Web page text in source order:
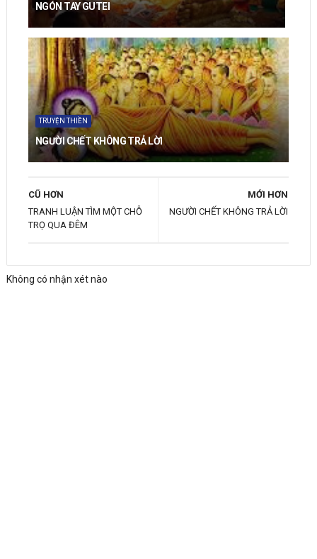
NGÓN TAY GUTEI
TRUYỆN THIỀN
NGƯỜI CHẾT KHÔNG TRẢ LỜI
MỚI HƠN
NGƯỜI CHẾT KHÔNG TRẢ LỜI
CŨ HƠN
TRANH LUẬN TÌM MỘT CHỖ
TRỌ QUA ĐÊM
Không có nhận xét nào